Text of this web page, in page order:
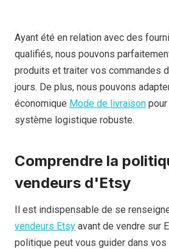
Ayant été en relation avec des
qualifiés, nous pouvons
produits et traiter vos commandes
jours. De plus, nous pouvons
économique Mode de livraison
système logistique robuste.
Comprendre la
vendeurs d'Etsy
Il est indispensable de se
vendeurs Etsy avant de vendre sur
politique peut vous guider dans